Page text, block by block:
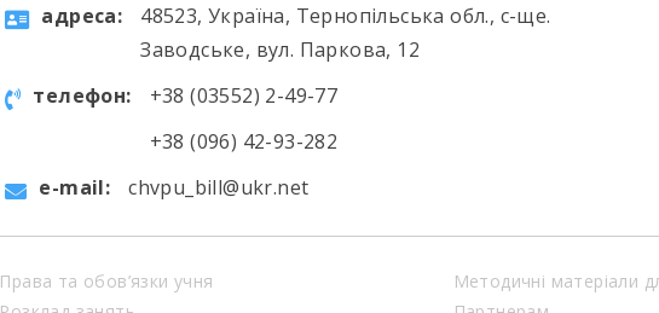
aдресa:
48523, Україна, Тернопільська обл., с-ще.
Заводське, вул. Паркова, 12
телефон:
+38 (03552) 2-49-77
+38 (096) 42-93-282
e-mail:
chvpu_bill@ukr.net
Права та обов’язки учня
Методичні матеріали